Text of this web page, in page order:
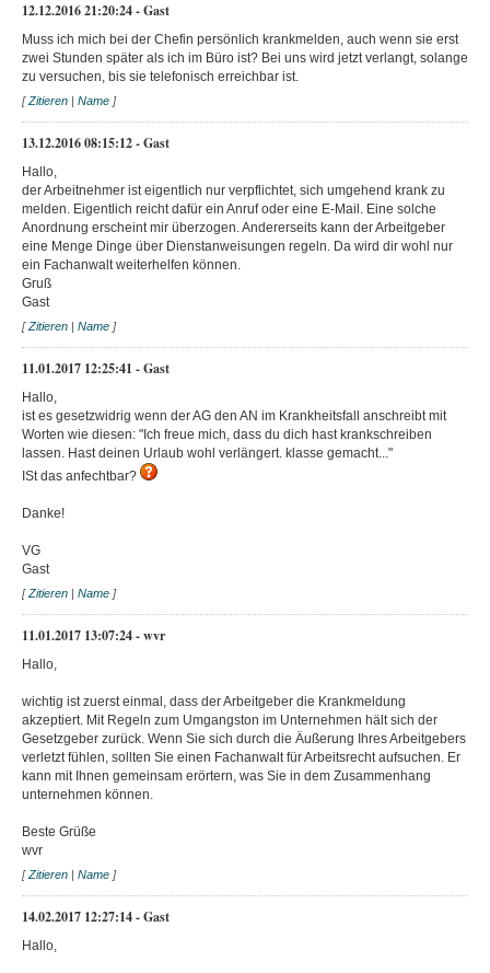
12.12.2016 21:20:24 - Gast
Muss ich mich bei der Chefin persönlich krankmelden, auch wenn sie erst
zwei Stunden später als ich im Büro ist? Bei uns wird jetzt verlangt, solange
zu versuchen, bis sie telefonisch erreichbar ist.
[Zitieren | Name ]
13.12.2016 08:15:12 - Gast
Hallo,
der Arbeitnehmer ist eigentlich nur verpflichtet, sich umgehend krank zu
melden. Eigentlich reicht dafür ein Anruf oder eine E-Mail. Eine solche
Anordnung erscheint mir überzogen. Andererseits kann der Arbeitgeber
eine Menge Dinge über Dienstanweisungen regeln. Da wird dir wohl nur
ein Fachanwalt weiterhelfen können.
Gruß
Gast
[Zitieren | Name ]
11.01.2017 12:25:41 - Gast
Hallo,
ist es gesetzwidrig wenn der AG den AN im Krankheitsfall anschreibt mit
Worten wie diesen: "Ich freue mich, dass du dich hast krankschreiben
lassen. Hast deinen Urlaub wohl verlängert. klasse gemacht..."
ISt das anfechtbar?
Danke!
VG
Gast
[Zitieren | Name ]
11.01.2017 13:07:24 - wvr
Hallo,
wichtig ist zuerst einmal, dass der Arbeitgeber die Krankmeldung
akzeptiert. Mit Regeln zum Umgangston im Unternehmen hält sich der
Gesetzgeber zurück. Wenn Sie sich durch die Äußerung Ihres Arbeitgebers
verletzt fühlen, sollten Sie einen Fachanwalt für Arbeitsrecht aufsuchen. Er
kann mit Ihnen gemeinsam erörtern, was Sie in dem Zusammenhang
unternehmen können.
Beste Grüße
wvr
[Zitieren | Name ]
14.02.2017 12:27:14 - Gast
Hallo,